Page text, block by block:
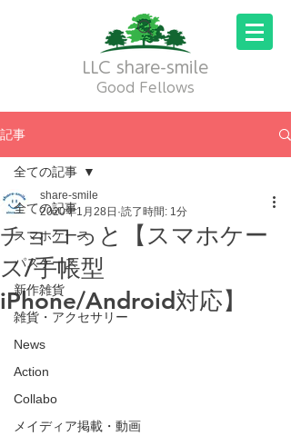
LLC share-smile
Good Fellows
記事
全ての記事
スマホケース
パスケース
新作雑貨
雑貨・アクセサリー
News
Action
Collabo
メイディア掲載・動画
全ての記事
チョコっと【スマホケー
ス/手帳型
iPhone/Android対応】
share-smile
2020年1月28日 読了時間: 1分